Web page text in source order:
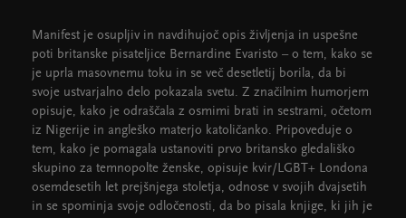
Manifest je osupljiv in navdihujoč opis življenja in uspešne
poti britanske pisateljice Bernardine Evaristo – o tem, kako se
je uprla masovnemu toku in se več desetletij borila, da bi
svoje ustvarjalno delo pokazala svetu. Z značilnim humorjem
opisuje, kako je odraščala z osmimi brati in sestrami, očetom
iz Nigerije in angleško materjo katoličanko. Pripoveduje o
tem, kako je pomagala ustanoviti prvo britansko gledališko
skupino za temnopolte ženske, opisuje kvir/LGBT+ Londona
osemdesetih let prejšnjega stoletja, odnose v svojih dvajsetih
in se spominja svoje odločenosti, da bo pisala knjige, ki jih je